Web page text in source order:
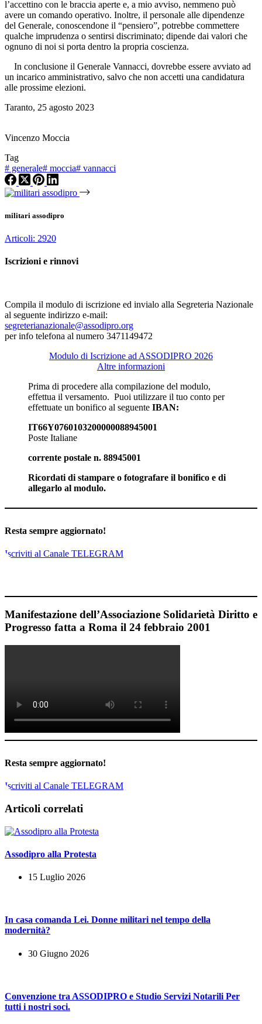
l’accettino con le braccia aperte e, a mio avviso, nemmeno può
avere un comando operativo. Inoltre, il personale alle dipendenze
del Generale, conoscendone il “pensiero”, potrebbe commettere
qualche imprudenza o sentirsi discriminato; dipende dai valori che
ognuno di noi si porta dentro la propria coscienza.
In conclusione il Generale Vannacci, dovrebbe essere avviato ad
un incarico amministrativo, salvo che non accetti una candidatura
alle prossime elezioni.
Taranto, 25 agosto 2023
Vincenzo Moccia
Tag
# generale# moccia# vannacci
militari assodipro
Articoli: 2920
Iscrizioni e rinnovi
Compila il modulo di iscrizione ed invialo alla Segreteria Nazionale
al seguente indirizzo e-mail:
segreterianazionale@assodipro.org
per info telefona al numero 3471149472
Modulo di Iscrizione ad ASSODIPRO 2026
Altre informazioni
Prima di procedere alla compilazione del modulo,
effettua il versamento. Puoi utilizzare il tuo conto per
effettuate un bonifico al seguente IBAN:
IT66Y0760103200000088945001
Poste Italiane
corrente postale n. 88945001
Ricordati di stampare o fotografare il bonifico e di
allegarlo al modulo.
Resta sempre aggiornato!
Iscriviti al Canale TELEGRAM
Manifestazione dell’Associazione Solidarietà Diritto e
Progresso fatta a Roma il 24 febbraio 2001
Resta sempre aggiornato!
Iscriviti al Canale TELEGRAM
Articoli correlati
Assodipro alla Protesta
15 Luglio 2026
In casa comanda Lei. Donne militari nel tempo della
modernità?
30 Giugno 2026
Convenzione tra ASSODIPRO e Studio Servizi Notarili Per
tutti i nostri soci.